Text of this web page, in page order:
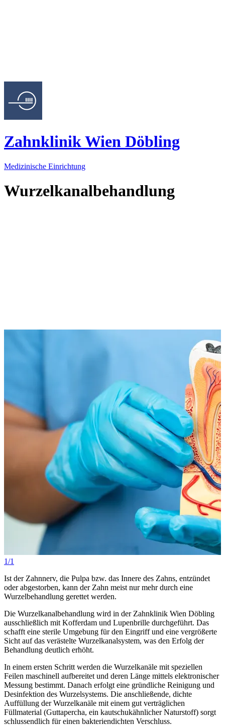
Zahnklinik Wien Döbling
Medizinische Einrichtung
Wurzelkanalbehandlung
1/1
Ist der Zahnnerv, die Pulpa bzw. das Innere des Zahns, entzündet
oder abgestorben, kann der Zahn meist nur mehr durch eine
Wurzelbehandlung gerettet werden.
Die Wurzelkanalbehandlung wird in der Zahnklinik Wien Döbling
ausschließlich mit Kofferdam und Lupenbrille durchgeführt. Das
schafft eine sterile Umgebung für den Eingriff und eine vergrößerte
Sicht auf das verästelte Wurzelkanalsystem, was den Erfolg der
Behandlung deutlich erhöht.
In einem ersten Schritt werden die Wurzelkanäle mit speziellen
Feilen maschinell aufbereitet und deren Länge mittels elektronischer
Messung bestimmt. Danach erfolgt eine gründliche Reinigung und
Desinfektion des Wurzelsystems. Die anschließende, dichte
Auffüllung der Wurzelkanäle mit einem gut verträglichen
Füllmaterial (Guttapercha, ein kautschukähnlicher Naturstoff) sorgt
schlussendlich für einen bakteriendichten Verschluss.